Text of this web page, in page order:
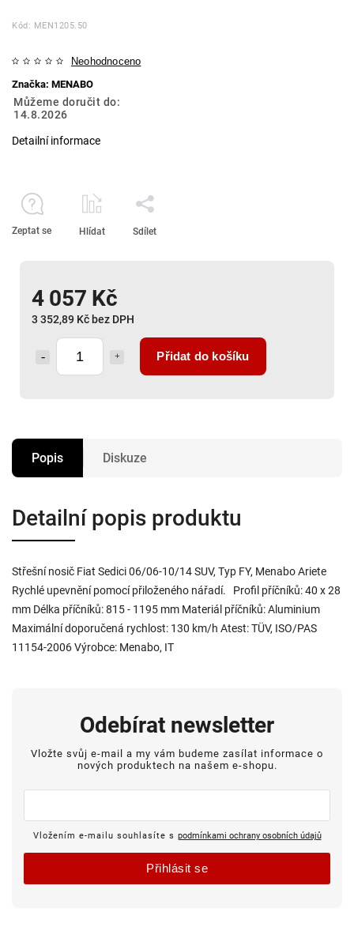
Kód: MEN1205.50
Neohodnoceno
Značka: MENABO
4 057 Kč
3 352,89 Kč bez DPH
Přidat do košíku
Můžeme doručit do:
14.8.2026
Detailní informace
Zeptat se Hlídat Sdílet
Popis Diskuze
Detailní popis produktu
Střešní nosič Fiat Sedici 06/06-10/14 SUV, Typ FY, Menabo Ariete
Rychlé upevnění pomocí přiloženého nářadí. Profil příčníků: 40 x 28
mm Délka příčníků: 815 - 1195 mm Materiál příčníků: Aluminium
Maximální doporučená rychlost: 130 km/h Atest: TÜV, ISO/PAS
11154-2006 Výrobce: Menabo, IT
Odebírat newsletter
Vložte svůj e-mail a my vám budeme zasílat informace o
nových produktech na našem e-shopu.
Vložením e-mailu souhlasíte s podmínkami ochrany osobních údajů
Přihlásit se